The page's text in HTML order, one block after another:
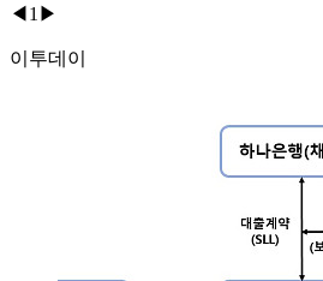
◀ 1 ▶
이투데이